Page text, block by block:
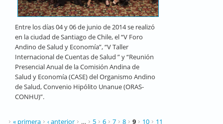
Entre los días 04 y 06 de junio de 2014 se realizó
en la ciudad de Santiago de Chile, el “V Foro
Andino de Salud y Economía”, “V Taller
Internacional de Cuentas de Salud ” y “Reunión
Presencial Anual de la Comisión Andina de
Salud y Economía (CASE) del Organismo Andino
de Salud, Convenio Hipólito Unanue (ORAS-
CONHU)”.
PÁGINAS
« primera ‹ anterior … 5 6 7 8 9 10
11